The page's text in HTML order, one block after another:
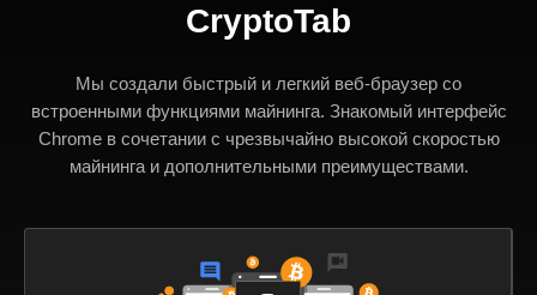
CryptoTab
Мы создали быстрый и легкий веб-браузер со
встроенными функциями майнинга. Знакомый интерфейс
Chrome в сочетании с чрезвычайно высокой скоростью
майнинга и дополнительными преимуществами.